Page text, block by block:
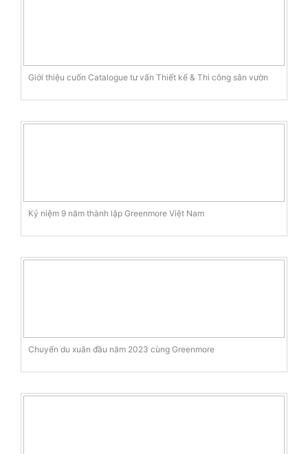
Giới thiệu cuốn Catalogue tư vấn Thiết kế & Thi công sân vườn
Kỷ niệm 9 năm thành lập Greenmore Việt Nam
Chuyến du xuân đầu năm 2023 cùng Greenmore